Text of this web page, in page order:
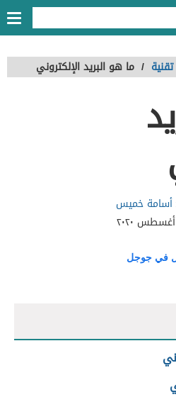
/ ما هو البريد الإلكتروني
أسامة خميس
في جوجل